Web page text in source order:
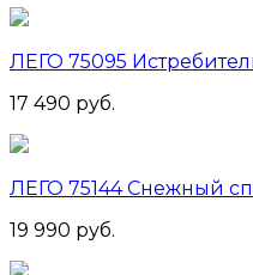
ЛЕГО 75095
17 490 руб.
ЛЕГО 75144 Снежный
19 990 руб.